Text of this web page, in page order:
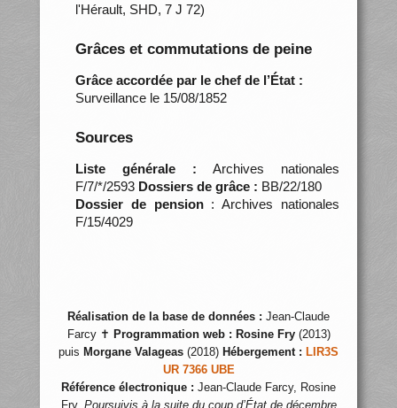
l'Hérault, SHD, 7 J 72)
Grâces et commutations de peine
Grâce accordée par le chef de l’État :
Surveillance le 15/08/1852
Sources
Liste générale : Archives nationales
F/7/*/2593 Dossiers de grâce : BB/22/180
Dossier de pension: Archives nationales
F/15/4029
Réalisation de la base de données : Jean-Claude
Farcy ✝ Programmation web : Rosine Fry(2013)
puis Morgane Valageas (2018) Hébergement : LIR3S
UR 7366 UBE
Référence électronique : Jean-Claude Farcy, Rosine
Fry, Poursuivis à la suite du coup d’État de décembre